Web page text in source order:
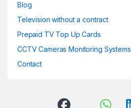
Blog
Television without a contract
Prepaid TV Top Up Cards
CCTV Cameras Monitoring Systems
Contact